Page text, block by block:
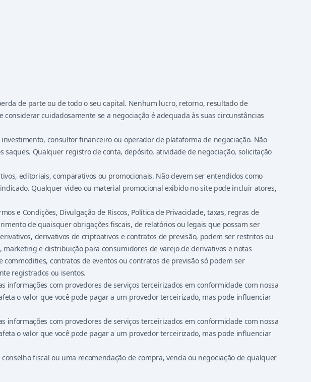
de parte ou de todo o seu capital. Nenhum lucro, retorno, resultado de
cuidadosamente se a negociação é adequada às suas circunstâncias
consultor financeiro ou operador de plataforma de negociação. Não
Qualquer registro de conta, depósito, atividade de negociação, solicitação
editoriais, comparativos ou promocionais. Não devem ser entendidos como
Qualquer vídeo ou material promocional exibido no site pode incluir atores,
e Condições, Divulgação de Riscos, Política de Privacidade, taxas, regras de
de quaisquer obrigações fiscais, de relatórios ou legais que possam ser
derivativos de criptoativos e contratos de previsão, podem ser restritos ou
e distribuição para consumidores de varejo de derivativos e notas
contratos de eventos ou contratos de previsão só podem ser
registrados ou isentos.
informações com provedores de serviços terceirizados em conformidade com nossa
o valor que você pode pagar a um provedor terceirizado, mas pode influenciar
informações com provedores de serviços terceirizados em conformidade com nossa
o valor que você pode pagar a um provedor terceirizado, mas pode influenciar
fiscal ou uma recomendação de compra, venda ou negociação de qualquer